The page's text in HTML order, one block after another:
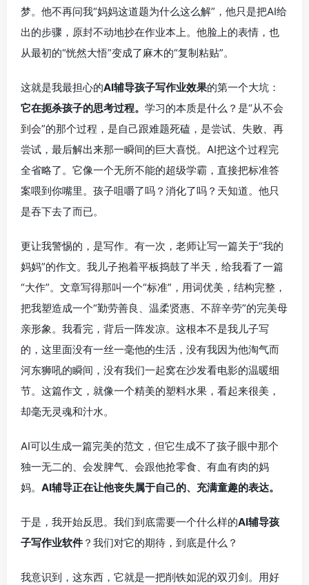
梦。他不再问我“妈妈这道题为什么这么解”，他只是把AI给
出的步骤，原封不动地抄在作业本上。他脸上的表情，也
从最初的“恍然大悟”变成了麻木的“复制粘贴”。
这就是我最担心的AI辅导孩子写作业效果的第一个大坑：
它在扼杀孩子的思考过程。 学习的本质是什么？是“从不会
到会”的那个过程，是自己跟难题死磕，是尝试、失败、再
尝试，最后解出来那一瞬间的巨大喜悦。AI把这个过程完
全省略了。它像一个无所不能的超级学霸，直接把标准答
案喂到你嘴里。孩子咀嚼了吗？消化了吗？天知道。他只
是吞下去了而已。
更让我警惕的，是写作。有一次，老师让写一篇关于“我的
妈妈”的作文。我儿子抱着平板捣鼓了半天，给我看了一篇
“大作”。文章写得那叫一个“标准”，用词优美，结构完整，
把我塑造成一个“勤劳善良、温柔贤惠、不辞辛劳”的完美母
亲形象。我看完，背后一阵发凉。这根本不是我儿子写
的，这里面没有一丝一毫他的生活，没有我因为他淘气而
河东狮吼的瞬间，没有我们一起窝在沙发看电影的温暖细
节。这篇作文，就像一个精美的塑料水果，看起来很美，
却毫无灵魂和汁水。
AI可以生成一篇完美的范文，但它生成不了孩子眼中那个
独一无二的、会发脾气、会跟他抢零食、有血有肉的妈
妈。 AI辅导正在让他丧失属于自己的、充满童趣的表达。
于是，我开始反思。我们到底需要一个什么样的AI辅导孩
子写作业软件？我们对它的期待，到底是什么？
我意识到，这东西，它就是一把削铁如泥的双刃剑。用好